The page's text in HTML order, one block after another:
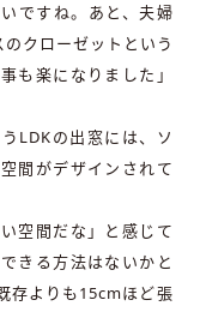
ですね。あと、夫婦
クローゼットという
も楽になりました」
LDKの出窓には、ソ
間がデザインされて
空間だな」と感じて
きる方法はないかと
存よりも15cmほど張